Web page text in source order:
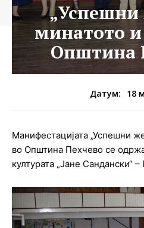
минатото и
Општина
Датум: 18
Манифестацијата „Успешни
во Општина Пехчево се
културата „Јане Сандански“